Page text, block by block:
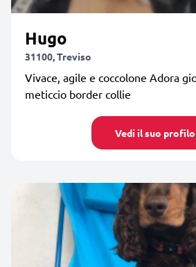
Hugo
31100, Treviso
Vivace, agile e coccolone Adora
meticcio border collie
Vedi il suo profilo